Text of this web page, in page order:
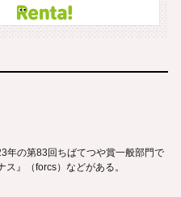
年の第83回ちばてつや賞一般部門で
』（forcs）などがある。